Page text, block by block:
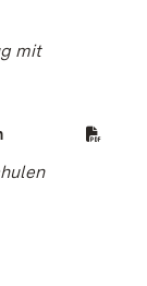
mit
(Öffnet in neuem